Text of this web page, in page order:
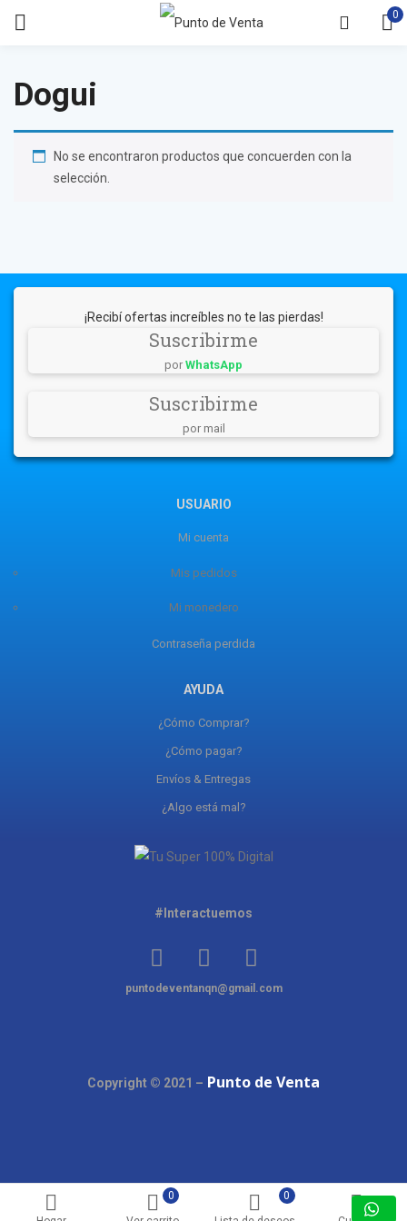
0
0
0
Dogui
No se encontraron productos que concuerden con la
selección.
¡Recibí ofertas increíbles no te las pierdas!
Suscribirme
por WhatsApp
Suscribirme
por mail
USUARIO
Mi cuenta
Mis pedidos
Mi monedero
Contraseña perdida
AYUDA
¿Cómo Comprar?
¿Cómo pagar?
Envíos & Entregas
¿Algo está mal?
#Interactuemos
puntodeventanqn@gmail.com
Copyright © 2021 – Punto de Venta